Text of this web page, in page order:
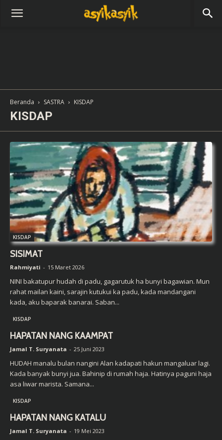
Beranda SASTRA KISDAP
KISDAP
KISDAP
SISIMAT
Rahmiyati - 15 Maret 2026
NINI bakatupur hudah di padu, gagarutuk ha bunyi bagawian. Mun
rahat mailan kaini, sarajin kutukui ka padu, kada mandangani
kada, aku baparak banarai. Saban...
KISDAP
HAPATAN NANG KAAMPAT
Jamal T. Suryanata - 25 Juni 2023
HUDAH manalu bulan nangini Alan kadapati hakun mangaluar lagi.
Kada banyak bunyi jua. Bahinip di rumah haja. Hatinya paguni haja
asa liwar marista. Samana...
KISDAP
HAPATAN NANG KATALU
Jamal T. Suryanata - 19 Mei 2023